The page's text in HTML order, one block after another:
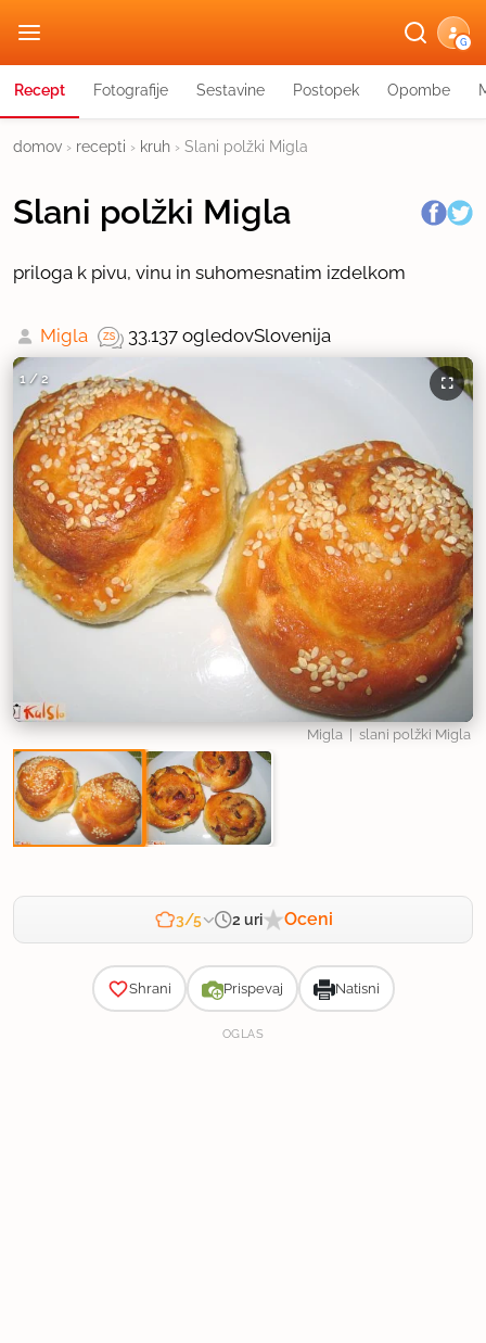
G
Recept Fotografije Sestavine Postopek Opombe
domov › recepti › kruh › Slani polžki Migla
Slani polžki Migla
priloga k pivu, vinu in suhomesnatim izdelkom
Migla 33.137 ogledovSlovenija
1 / 2
Migla | slani polžki Migla
3/5 2 uri Oceni
Shrani Prispevaj Natisni
OGLAS